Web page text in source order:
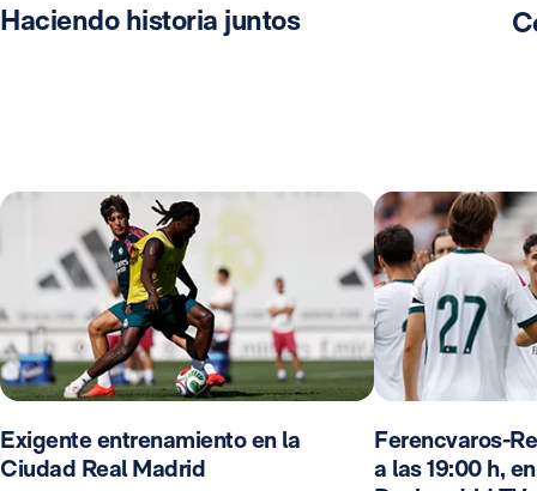
Haciendo historia juntos
Exigente entrenamiento en la
Ciudad Real Madrid
Ferencvaros-
a las 19:00 h,